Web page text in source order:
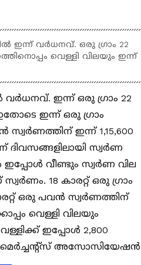
ഇന്ന് വർധനവ്. ഒരു ഗ്രാം 22
വെള്ളി വിലയും ഇന്ന്
ഇന്ന് ഒരു ഗ്രാം 22
ഇന്ന് ഒരു ഗ്രാം
സ്വർണത്തിന് ഇന്ന് 1,15,600
ദിവസങ്ങളിലായി സ്വർണ
ഇപ്പോൾ വീണ്ടും സ്വർണ വില
18 കാരറ്റ് ഒരു ​ഗ്രാം
ഒരു പവൻ സ്വ‍‌‌​‌ർണത്തിന്
വെള്ളി വിലയും
ഇപ്പോൾ 2,800
അസോസിയേഷൻ